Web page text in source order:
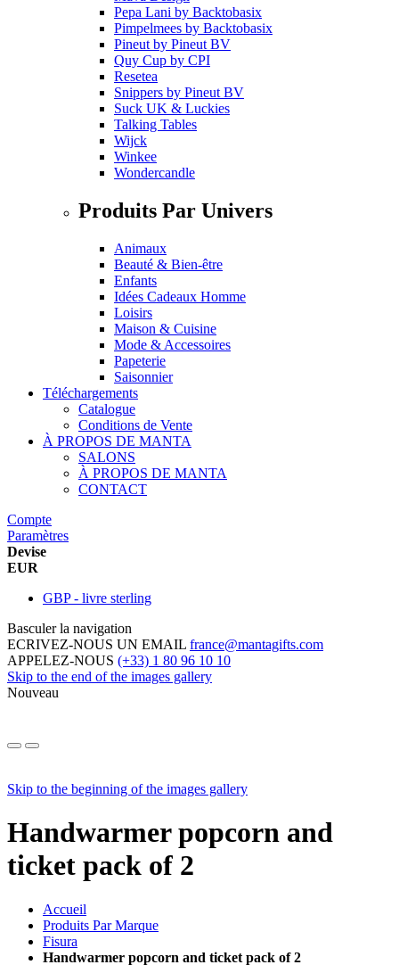
Pepa Lani by Backtobasix
Pimpelmees by Backtobasix
Pineut by Pineut BV
Quy Cup by CPI
Resetea
Snippers by Pineut BV
Suck UK & Luckies
Talking Tables
Wijck
Winkee
Wondercandle
Produits Par Univers
Animaux
Beauté & Bien-être
Enfants
Idées Cadeaux Homme
Loisirs
Maison & Cuisine
Mode & Accessoires
Papeterie
Saisonnier
Téléchargements
Catalogue
Conditions de Vente
À PROPOS DE MANTA
SALONS
À PROPOS DE MANTA
CONTACT
Compte
Paramètres
Devise
EUR
GBP - livre sterling
Basculer la navigation
ECRIVEZ-NOUS UN EMAIL france@mantagifts.com
APPELEZ-NOUS (+33) 1 80 96 10 10
Skip to the end of the images gallery
Nouveau
Skip to the beginning of the images gallery
Handwarmer popcorn and
ticket pack of 2
Accueil
Produits Par Marque
Fisura
Handwarmer popcorn and ticket pack of 2